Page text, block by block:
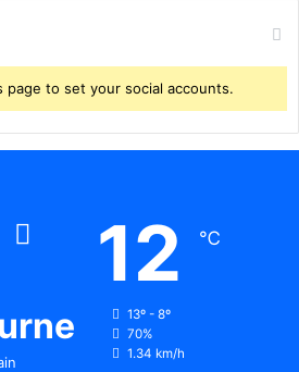
page to set your social accounts.
12 ℃
13º - 8º
70%
1.34 km/h